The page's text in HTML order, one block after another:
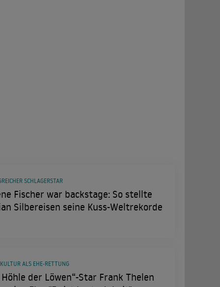
Fischer war backstage: So stellte
Silbereisen seine Kuss-Weltrekorde
SCHLAGERSTAR
der Löwen“-Star Frank Thelen
ALS EHE-RETTUNG